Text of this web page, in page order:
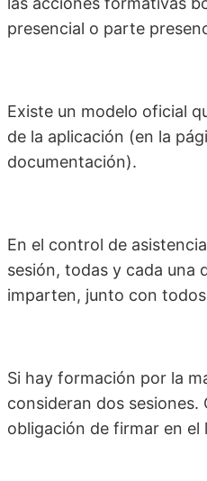
presencial o parte
Existe un modelo oficial
de la aplicación (en la
documentación).
En el control de
sesión, todas y cada una
imparten, junto con
Si hay formación por la
consideran dos sesiones.
obligación de firmar en el